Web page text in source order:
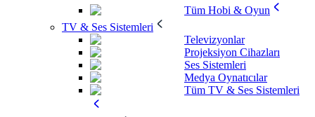
Tüm Hobi & Oyun
TV & Ses Sistemleri
Televizyonlar
Projeksiyon Cihazları
Ses Sistemleri
Medya Oynatıcılar
Tüm TV & Ses Sistemleri